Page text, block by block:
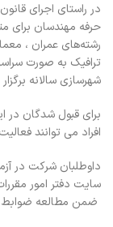
در راستای اجرای
حرفه مهندسان برای
رشته‌های عمران ،
ترافیک به صورت
شهرسازی سالانه
برای قبول شدگان در
افراد می توانند
داوطلبان شرکت در
سایت دفتر امور
ضمن مطالعه ضوابط